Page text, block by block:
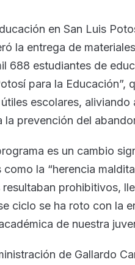
en San Luis
la entrega de
688 estudiantes de
para la Educación”,
escolares, aliviando
prevención del
es un cambio
la “herencia
prohibitivos,
ciclo se ha roto con la
de nuestra
de Gallardo